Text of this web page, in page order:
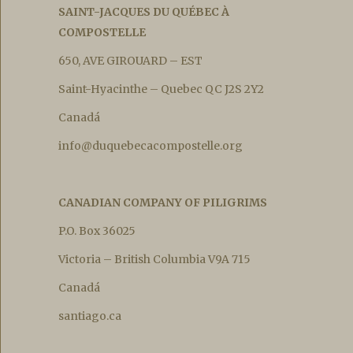
SAINT-JACQUES DU QUÉBEC À
COMPOSTELLE
650, AVE GIROUARD – EST
Saint-Hyacinthe – Quebec QC J2S 2Y2
Canadá
info@duquebecacompostelle.org
CANADIAN COMPANY OF PILIGRIMS
P.O. Box 36025
Victoria – British Columbia V9A 715
Canadá
santiago.ca